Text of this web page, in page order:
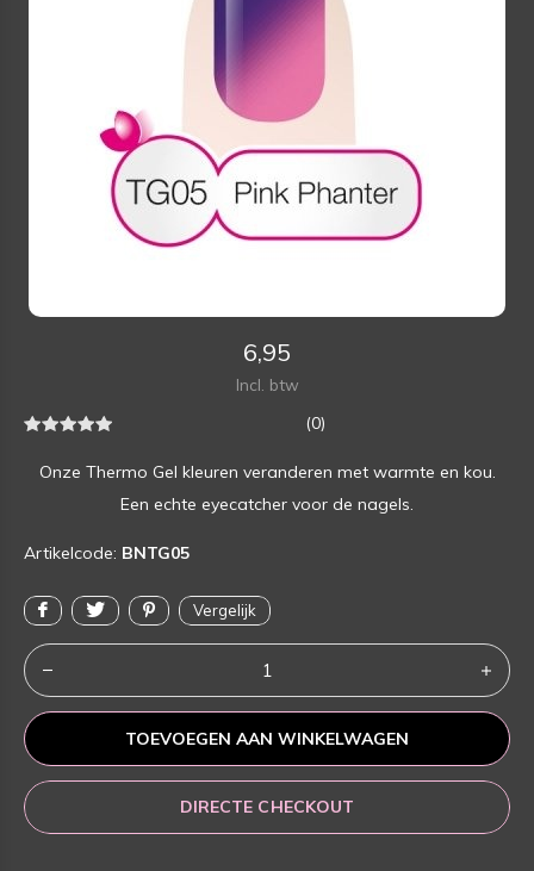
6,95
Incl. btw
(0)
Onze Thermo Gel kleuren veranderen met warmte en kou.
Een echte eyecatcher voor de nagels.
Artikelcode: BNTG05
Vergelijk
TOEVOEGEN AAN WINKELWAGEN
DIRECTE CHECKOUT